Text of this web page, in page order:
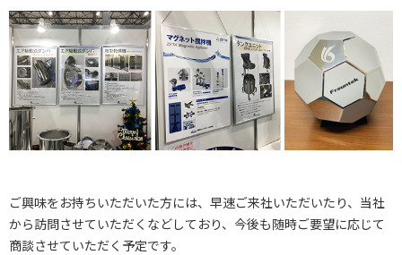
ご興味をお持ちいただいた方には、早速ご来社いただいたり、当社
から訪問させていただくなどしており、今後も随時ご要望に応じて
商談させていただく予定です。